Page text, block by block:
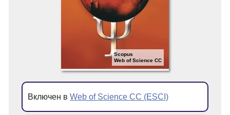
Scopus
Web of Science CC
Включен в Web of Science CC (ESCI)